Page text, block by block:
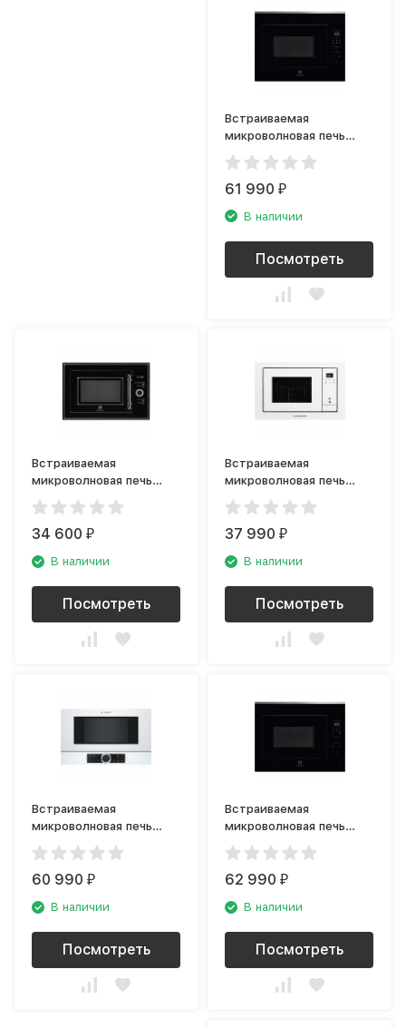
Встраиваемая
микроволновая печь
Electrolux KMFD264TEX
61 990₽
В наличии
Посмотреть
Встраиваемая
микроволновая печь
Electrolux EMT25203K
rococo
34 600₽
В наличии
Посмотреть
Встраиваемая
микроволновая печь
Kuppersberg HMW 655 W
37 990₽
В наличии
Посмотреть
Встраиваемая
микроволновая печь
Bosch BFL 634GW1
60 990₽
В наличии
Посмотреть
Встраиваемая
микроволновая печь
Electrolux KMFE264TEX
62 990₽
В наличии
Посмотреть